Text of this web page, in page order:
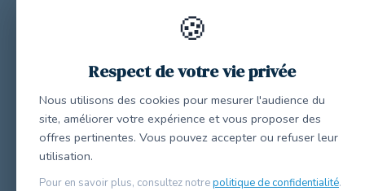
🍪
Respect de votre vie privée
Nous utilisons des cookies pour mesurer l'audience du
site, améliorer votre expérience et vous proposer des
offres pertinentes. Vous pouvez accepter ou refuser leur
utilisation.
Pour en savoir plus, consultez notrepolitique de confidentialité.